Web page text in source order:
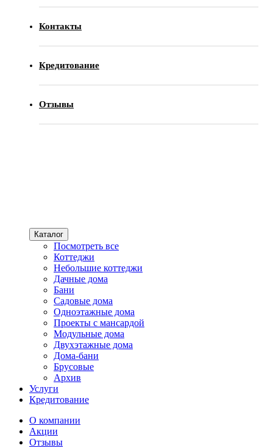
Контакты
Кредитование
Отзывы
Каталог
Посмотреть все
Коттеджи
Небольшие коттеджи
Дачные дома
Бани
Садовые дома
Одноэтажные дома
Проекты с мансардой
Модульные дома
Двухэтажные дома
Дома-бани
Брусовые
Архив
Услуги
Кредитование
О компании
Акции
Отзывы